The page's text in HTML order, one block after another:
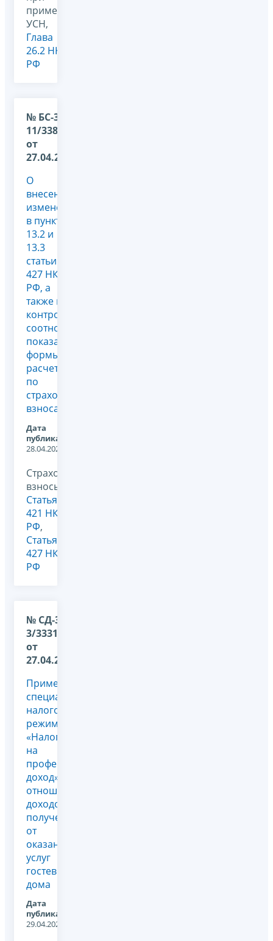
применении
УСН,
Глава
26.2 НК
РФ
№ БС-36-
11/3382@
от
27.04.2026
О
внесении
изменений
в пункты
13.2 и
13.3
статьи
427 НК
РФ, а
также в
контрольные
соотношениях
показателей
формы
расчета
по
страховым
взносам
Дата
публикации:
28.04.2026
Страховые
взносы,
Статья
421 НК
РФ,
Статья
427 НК
РФ
№ СД-36-
3/3331@
от
27.04.2026
Применение
специального
налогового
режима
«Налог
на
профессиональный
доход» в
отношении
доходов,
полученных
от
оказания
услуг
гостевого
дома
Дата
публикации:
29.04.2026